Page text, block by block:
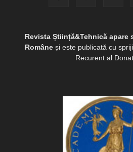
Revista Știință&Tehnică apare
Româneși este publicată cu
Recurent al